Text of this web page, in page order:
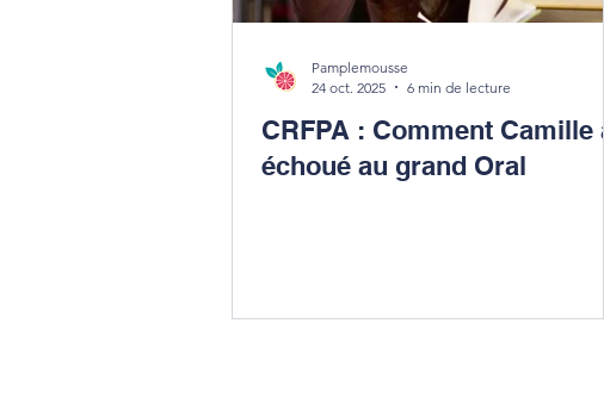
CRFPA : Comment Camille a
échoué au grand Oral
Pamplemousse
24 oct. 2025
6 min de lecture